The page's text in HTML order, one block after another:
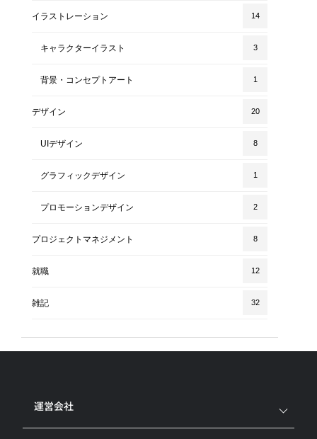
イラストレーション 14
キャラクターイラスト 3
背景・コンセプトアート 1
デザイン 20
UIデザイン 8
グラフィックデザイン 1
プロモーションデザイン 2
プロジェクトマネジメント 8
就職 12
雑記 32
運営会社